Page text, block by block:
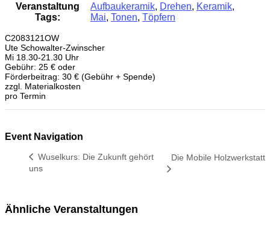
Veranstaltung
Tags:
Aufbaukeramik, Drehen, Keramik,
Mai, Tonen, Töpfern
C2083121OW
Ute Schowalter-Zwinscher
Mi 18.30-21.30 Uhr
Gebühr: 25 € oder
Förderbeitrag: 30 € (Gebühr + Spende)
zzgl. Materialkosten
pro Termin
Event Navigation
Wuselkurs: Die Zukunft gehört
uns
Die Mobile Holzwerkstatt
Ähnliche Veranstaltungen